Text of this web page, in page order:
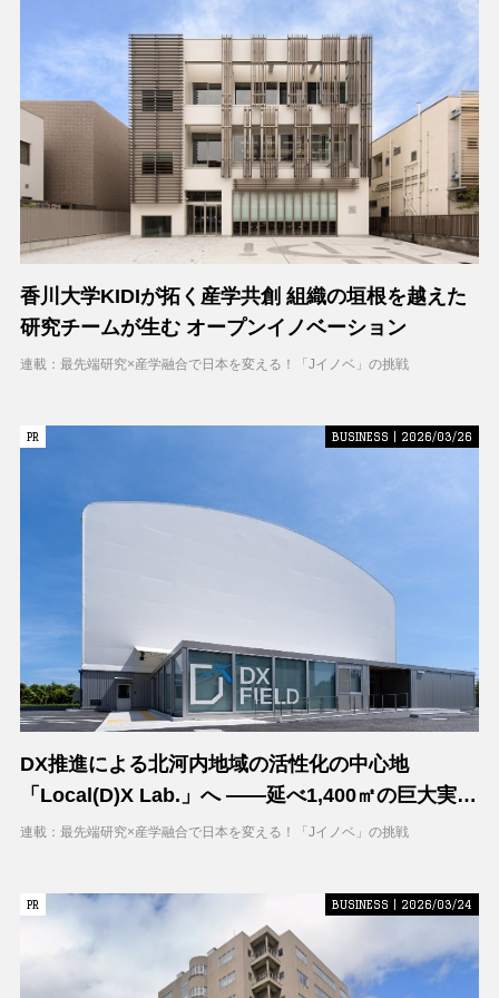
香川大学KIDIが拓く産学共創 組織の垣根を越えた
研究チームが生む オープンイノベーション
連載：最先端研究×産学融合で日本を変える！「Jイノベ」の挑戦
PR
PR BUSINESS | 2026/03/26
DX推進による北河内地域の活性化の中心地
「Local(D)X Lab.」へ ――延べ1,400㎡の巨大実証
空間で地域DXに挑む 大阪工業大学 DXフィールド
連載：最先端研究×産学融合で日本を変える！「Jイノベ」の挑戦
PR
PR BUSINESS | 2026/03/24